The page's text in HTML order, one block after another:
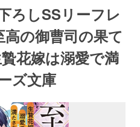
ろしSSリーフレ
高の御曹司の果て
花嫁は溺愛で満
ズ文庫